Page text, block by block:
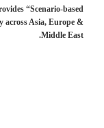
“Scenario-based
across Asia, Europe &
Middle East.